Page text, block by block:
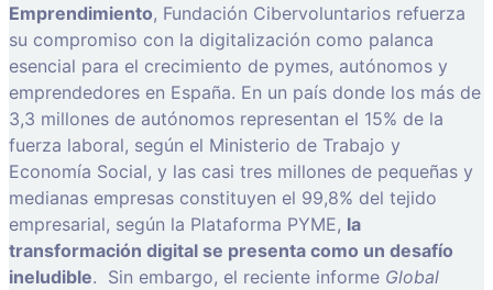
Emprendimiento, Fundación Cibervoluntarios refuerza
su compromiso con la digitalización como palanca
esencial para el crecimiento de pymes, autónomos y
emprendedores en España. En un país donde los más de
3,3 millones de autónomos representan el 15% de la
fuerza laboral, según el Ministerio de Trabajo y
Economía Social, y las casi tres millones de pequeñas y
medianas empresas constituyen el 99,8% del tejido
empresarial, según la Plataforma PYME, la
transformación digital se presenta como un desafío
ineludible. Sin embargo, el reciente informe Global